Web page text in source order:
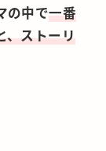
の中で一番
、ストーリ